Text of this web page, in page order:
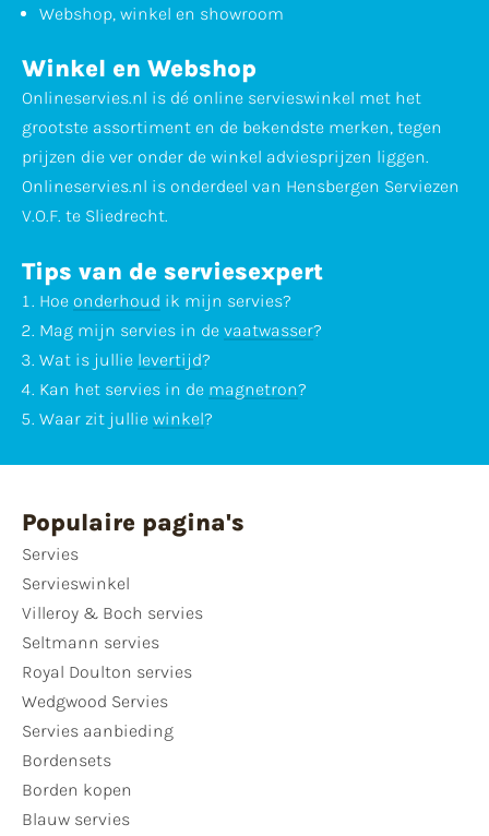
Webshop, winkel en showroom
Winkel en Webshop
Onlineservies.nl is dé online servieswinkel met het
grootste assortiment en de bekendste merken, tegen
prijzen die ver onder de winkel adviesprijzen liggen.
Onlineservies.nl is onderdeel van Hensbergen Serviezen
V.O.F. te Sliedrecht.
Tips van de serviesexpert
Hoe onderhoud ik mijn servies?
Mag mijn servies in de vaatwasser?
Wat is jullie levertijd?
Kan het servies in de magnetron?
Waar zit jullie winkel?
Populaire pagina's
Servies
Servieswinkel
Villeroy & Boch servies
Seltmann servies
Royal Doulton servies
Wedgwood Servies
Servies aanbieding
Bordensets
Borden kopen
Blauw servies